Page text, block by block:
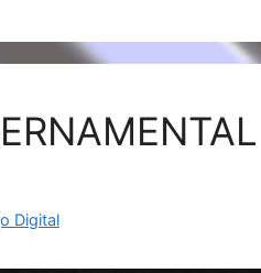
Digital